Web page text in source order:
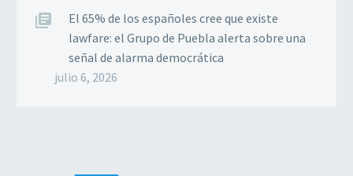
El 65% de los españoles cree que existe
lawfare: el Grupo de Puebla alerta sobre una
señal de alarma democrática
julio 6, 2026